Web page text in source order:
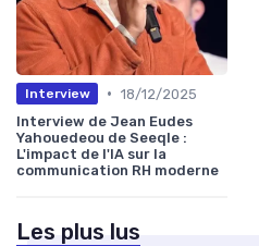
Interview • 18/12/2025
Interview de Jean Eudes
Yahouedeou de Seeqle :
L'impact de l'IA sur la
communication RH moderne
Les plus lus